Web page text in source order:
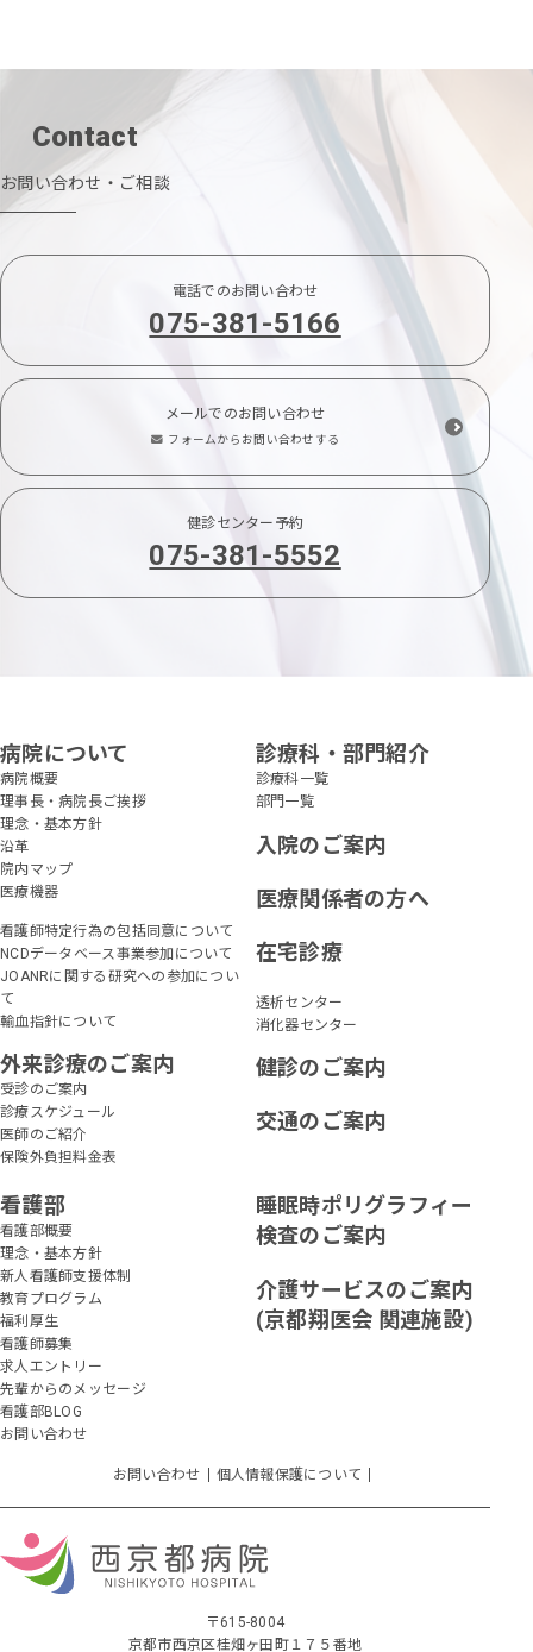
Contact
お問い合わせ・ご相談
電話でのお問い合わせ
075-381-5166
メールでのお問い合わせ
フォームからお問い合わせする
健診センター予約
075-381-5552
〒615-8004
京都市西京区桂畑ヶ田町１７５番地
病院について
病院概要
理事長・病院長ご挨拶
理念・基本方針
沿革
院内マップ
医療機器
看護師特定行為の包括同意について
NCDデータベース事業参加について
JOANRに関する研究への参加につい
て
輸血指針について
外来診療のご案内
受診のご案内
診療スケジュール
医師のご紹介
保険外負担料金表
診療科・部門紹介
診療科一覧
部門一覧
入院のご案内
医療関係者の方へ
在宅診療
透析センター
消化器センター
健診のご案内
交通のご案内
看護部
看護部概要
理念・基本方針
新人看護師支援体制
教育プログラム
福利厚生
看護師募集
求人エントリー
先輩からのメッセージ
看護部BLOG
お問い合わせ
睡眠時ポリグラフィー
検査のご案内
介護サービスのご案内
(京都翔医会 関連施設)
お問い合わせ 個人情報保護について